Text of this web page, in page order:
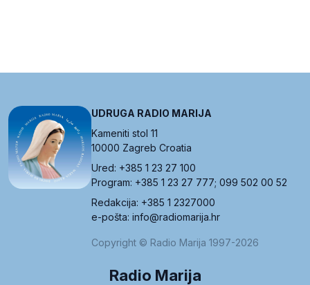
UDRUGA RADIO MARIJA
Kameniti stol 11
10000 Zagreb Croatia
Ured: +385 1 23 27 100
Program: +385 1 23 27 777; 099 502 00 52
Redakcija: +385 1 2327000
e-pošta: info@radiomarija.hr
Copyright © Radio Marija 1997-2026
Radio Marija